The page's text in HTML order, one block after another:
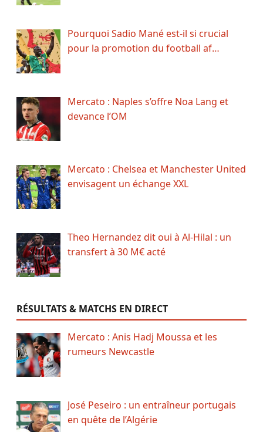
Pourquoi Sadio Mané est-il si crucial
pour la promotion du football af…
Mercato : Naples s’offre Noa Lang et
devance l’OM
Mercato : Chelsea et Manchester United
envisagent un échange XXL
Theo Hernandez dit oui à Al-Hilal : un
transfert à 30 M€ acté
RÉSULTATS & MATCHS EN DIRECT
Mercato : Anis Hadj Moussa et les
rumeurs Newcastle
José Peseiro : un entraîneur portugais
en quête de l’Algérie